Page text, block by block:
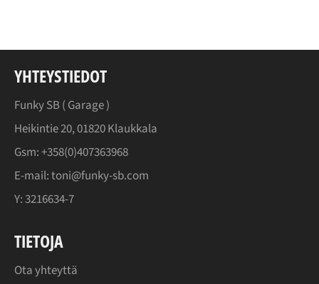
YHTEYSTIEDOT
Funky SB (Garage)
Heikintie 20, 01820 Klaukkala
Gsm: +358(0)407363968
E-mail: toni@funky-sb.com
Y: 3216634-7
TIETOJA
Ota yhteyttä